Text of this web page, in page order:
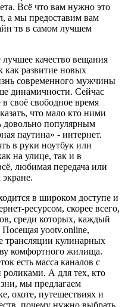
Всё что вам нужно это
а мы предоставим вам
тв в самом лучшем
качество вещания
развитие новых
современного мужчины
динамичности. Сейчас
своё свободное время
что мало кто ними
довольно популярным
паутина» - интернет.
в руки ноутбук или
на улице, так и в
любимая передача или
в широком доступе и
ресурсом, скорее всего,
среди которых, каждый
Посещая yootv.online,
трансляции кулинарных
комфортного жилища.
есть масса каналов с
А для тех, кто
мы предлагаем
охоте, путешествиях и